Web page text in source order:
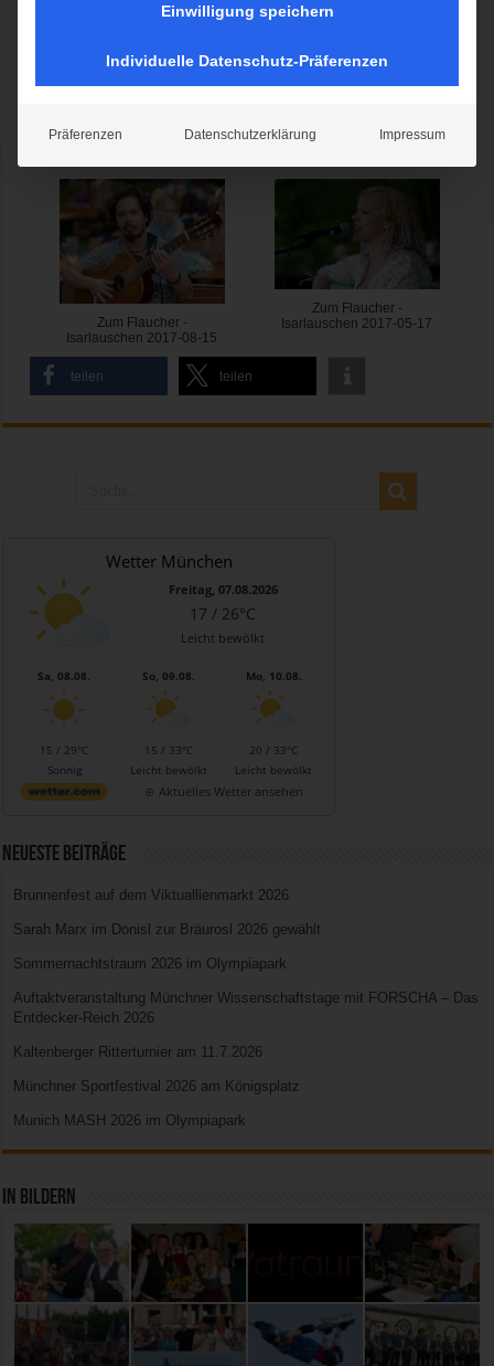
Zum Flaucher -
Isarlauschen 2021-07-21
Zum Flaucher -
Isarlauschen 2019-08-09
Zum Flaucher -
Isarlauschen 2017-08-15
Zum Flaucher -
Isarlauschen 2017-05-17
teilen teilen
Wetter München
Freitag, 07.08.2026
17 / 26°C
Leicht bewölkt
Sa, 08.08.
15 / 29°C
Sonnig
So, 09.08.
15 / 33°C
Leicht bewölkt
Mo, 10.08.
20 / 33°C
Leicht bewölkt
Aktuelles Wetter ansehen
Neueste Beiträge
Brunnenfest auf dem Viktuallienmarkt 2026
Sarah Marx im Donisl zur Bräurosl 2026 gewählt
Sommernachtstraum 2026 im Olympiapark
Auftaktveranstaltung Münchner Wissenschaftstage mit FORSCHA – Das
Entdecker-Reich 2026
Kaltenberger Ritterturnier am 11.7.2026
Münchner Sportfestival 2026 am Königsplatz
Munich MASH 2026 im Olympiapark
In Bildern
Einwilligung speichern
Individuelle Datenschutz-Präferenzen
Präferenzen Datenschutzerklärung Impressum